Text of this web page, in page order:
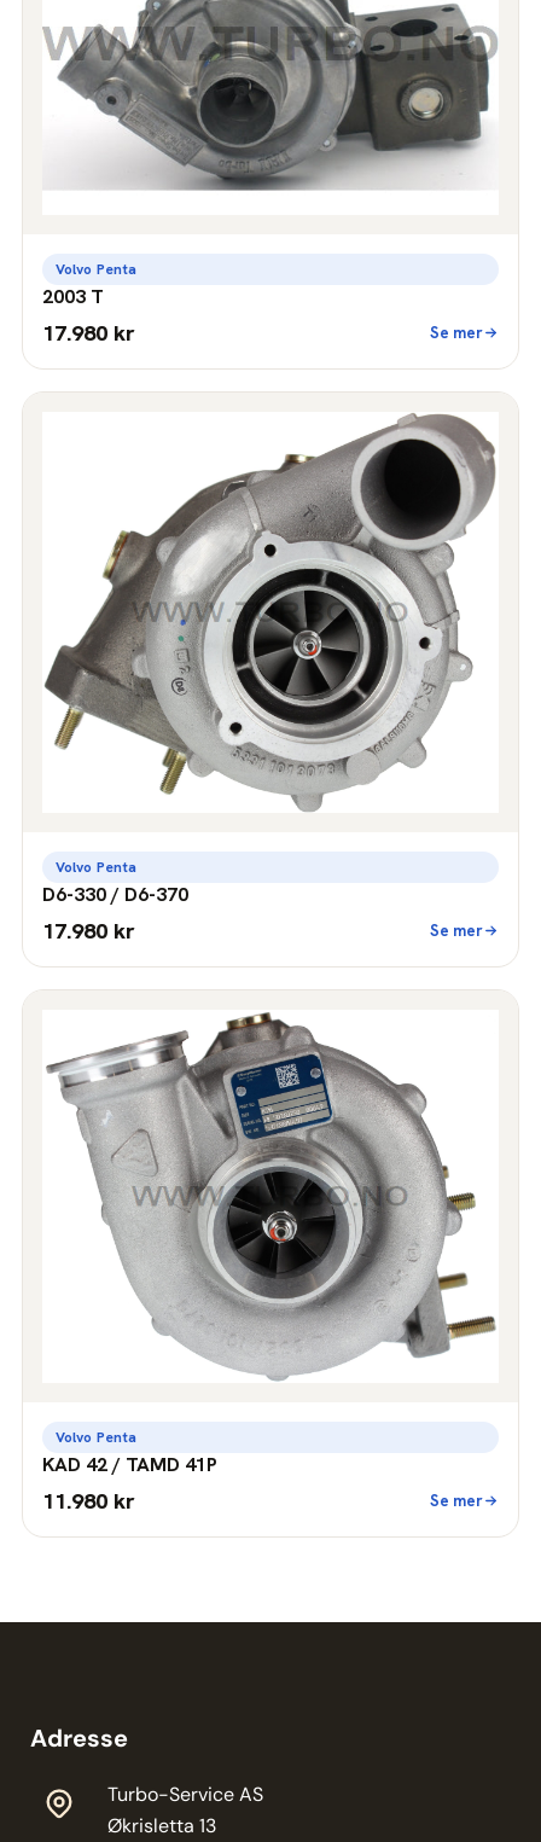
Volvo Penta
2003 T
17.980 kr Se mer
Volvo Penta
D6-330 / D6-370
17.980 kr Se mer
Volvo Penta
KAD 42 / TAMD 41P
11.980 kr Se mer
Adresse
Turbo-Service AS
Økrisletta 13